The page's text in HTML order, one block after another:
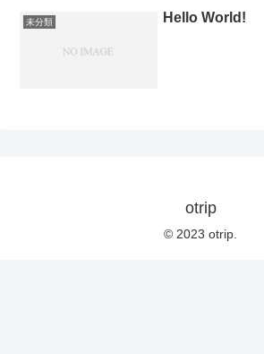
未分類 Hello World!
otrip
© 2023 otrip.